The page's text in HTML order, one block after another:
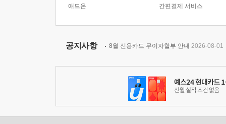
애드온
간편결제 서비스
공지사항 8월 신용카드 무이자할부 안내 2026-08-01